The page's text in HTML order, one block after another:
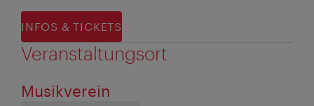
INFOS & TICKETS
Veranstaltungsort
Musikverein